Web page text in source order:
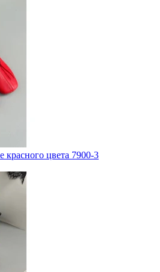
красного цвета 7900-3